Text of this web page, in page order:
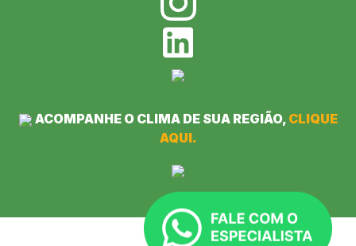
ACOMPANHE O CLIMA DE SUA REGIÃO, CLIQUE
AQUI.